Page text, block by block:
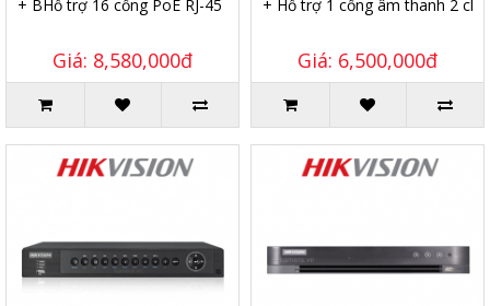
+ BHỗ trợ 16 cổng PoE RJ-45 10/100 Mbps.
Giá: 8,580,000đ
+ Hỗ trợ 1 cổng âm thanh 2
Giá: 6,500,000đ